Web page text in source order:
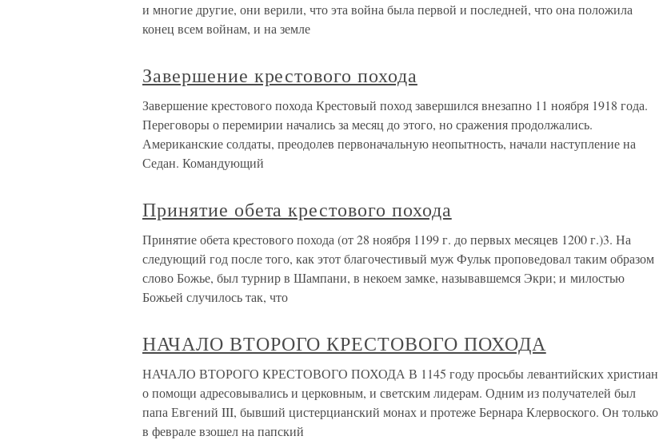
и многие другие, они верили, что эта война была первой и последней, что она положила
конец всем войнам, и на земле
Завершение крестового похода
Завершение крестового похода Крестовый поход завершился внезапно 11 ноября 1918 года.
Переговоры о перемирии начались за месяц до этого, но сражения продолжались.
Американские солдаты, преодолев первоначальную неопытность, начали наступление на
Седан. Командующий
Принятие обета крестового похода
Принятие обета крестового похода (от 28 ноября 1199 г. до первых месяцев 1200 г.)3. На
следующий год после того, как этот благочестивый муж Фульк проповедовал таким образом
слово Божье, был турнир в Шампани, в некоем замке, называвшемся Экри; и милостью
Божьей случилось так, что
НАЧАЛО ВТОРОГО КРЕСТОВОГО ПОХОДА
НАЧАЛО ВТОРОГО КРЕСТОВОГО ПОХОДА В 1145 году просьбы левантийских христиан
о помощи адресовывались и церковным, и светским лидерам. Одним из получателей был
папа Евгений III, бывший цистерцианский монах и протеже Бернара Клервоского. Он только
в феврале взошел на папский